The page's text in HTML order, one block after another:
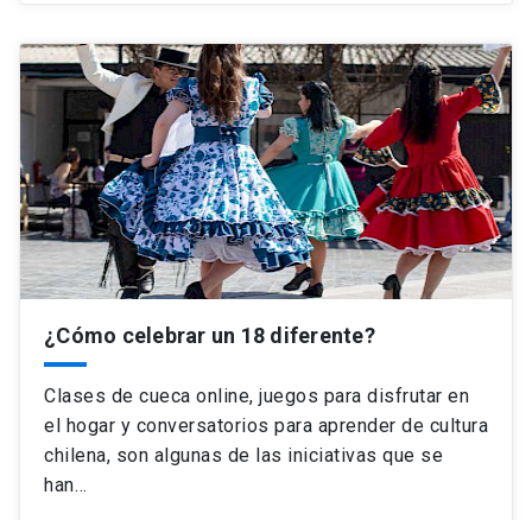
¿Cómo celebrar un 18 diferente?
Clases de cueca online, juegos para disfrutar en
el hogar y conversatorios para aprender de cultura
chilena, son algunas de las iniciativas que se
han…